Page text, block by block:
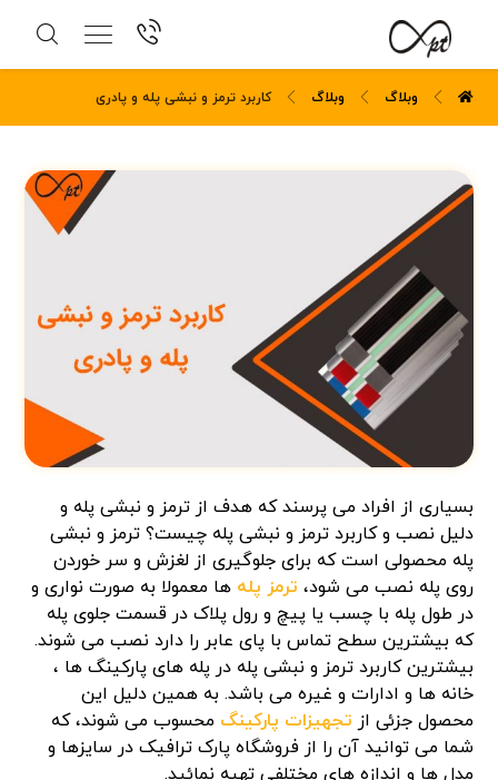
وبلاگ وبلاگ کاربرد ترمز و نبشی پله و پادری
بسیاری از افراد می پرسند که هدف از ترمز و نبشی پله و
دلیل نصب و کاربرد ترمز و نبشی پله چیست؟ ترمز و نبشی
پله محصولی است که برای جلوگیری از لغزش و سر خوردن
روی پله نصب می شود، ترمز پله ها معمولا به صورت نواری و
در طول پله با چسب یا پیچ و رول پلاک در قسمت جلوی پله
که بیشترین سطح تماس با پای عابر را دارد نصب می شوند.
بیشترین کاربرد ترمز و نبشی پله در پله های پارکینگ ها ،
خانه ها و ادارات و غیره می باشد. به همین دلیل این
محصول جزئی از تجهیزات پارکینگ محسوب می شوند، که
شما می توانید آن را از فروشگاه پارک ترافیک در سایزها و
مدل ها و اندازه های مختلفی تهیه نمائید.